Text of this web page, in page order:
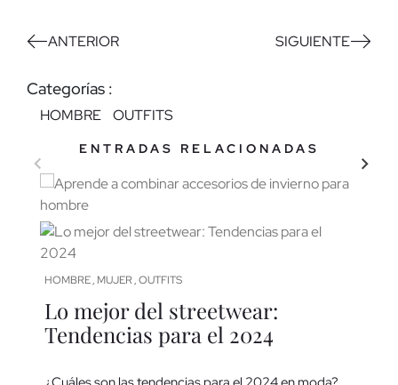
ANTERIOR SIGUIENTE
Categorías :
HOMBRE OUTFITS
ENTRADAS RELACIONADAS
HOMBRE,OUTFITS
Aprende a combinar accesorios
de invierno para hombre
Te enseñamos cómo combinar accesorios de
invierno para hombre y que así marques la diferencia
con gran estilo y personalidad.
HOMBRE , MUJER , OUTFITS
Lo mejor del streetwear:
Tendencias para el 2024